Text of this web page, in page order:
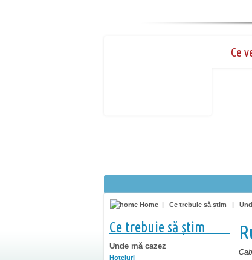
Ce
Home | Ce trebuie să știm |
Ce trebuie să știm
Unde mă cazez
Hoteluri